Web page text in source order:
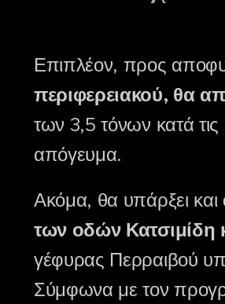
Επιπλέον, προς
περιφερειακού, θα
των 3,5 τόνων κατά
απόγευμα.
Ακόμα, θα υπάρξει και
των οδών Κατσιμίδη
γέφυρας Περραιβού
Σύμφωνα με τον